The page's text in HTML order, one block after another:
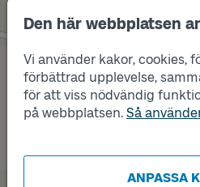
Den här webbplatsen
Vi använder kakor, cookies,
förbättrad upplevelse,
för att viss nödvändig
på webbplatsen. Så
ANPASSA
Läge
A
Läge
B